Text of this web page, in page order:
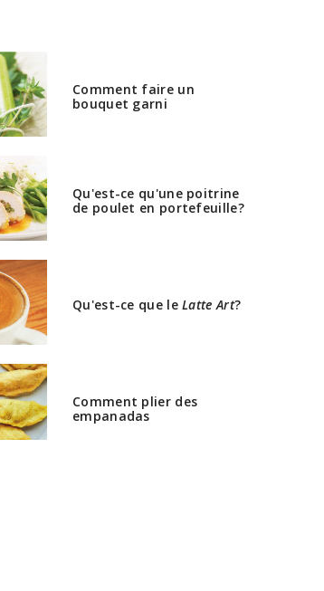
Comment faire un
bouquet garni
Qu'est-ce qu'une poitrine
de poulet en portefeuille?
Qu'est-ce que leLatte Art?
Comment plier des
empanadas